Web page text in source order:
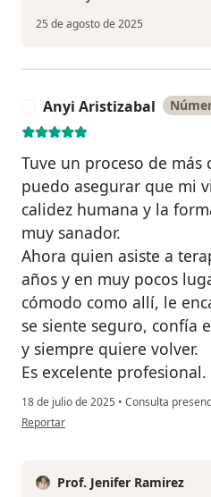
25 de agosto de 2025
Anyi Aristizabal
Tuve un proceso de más
puedo asegurar que mi
calidez humana y la
muy sanador.
Ahora quien asiste a
años y en muy pocos
cómodo como allí, le
se siente seguro, confía
y siempre quiere volver.
Es excelente profesional.
18 de julio de 2025 • Consulta
en opinión del usuario Anyi Aristizabal
Reportar
Prof. Jenifer Ramirez